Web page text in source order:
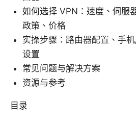
如何选择 VPN：速度、伺服
政策、价格
实操步骤：路由器配置、手
设置
常见问题与解决方案
资源与参考
目录